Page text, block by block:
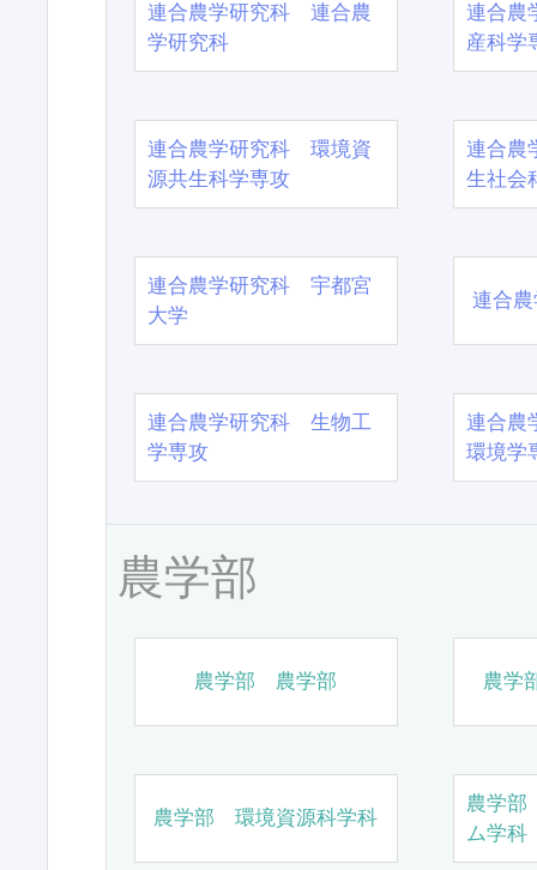
連合農学研究科 連合農
学研究科
連合農
産科学
連合農学研究科 環境資
源共生科学専攻
連合農
生社会
連合農学研究科 宇都宮
大学
連合
連合農学研究科 生物工
学専攻
連合農
環境学
農学部
農学部 農学部 農学
農学部 環境資源科学科
農学
ム学科